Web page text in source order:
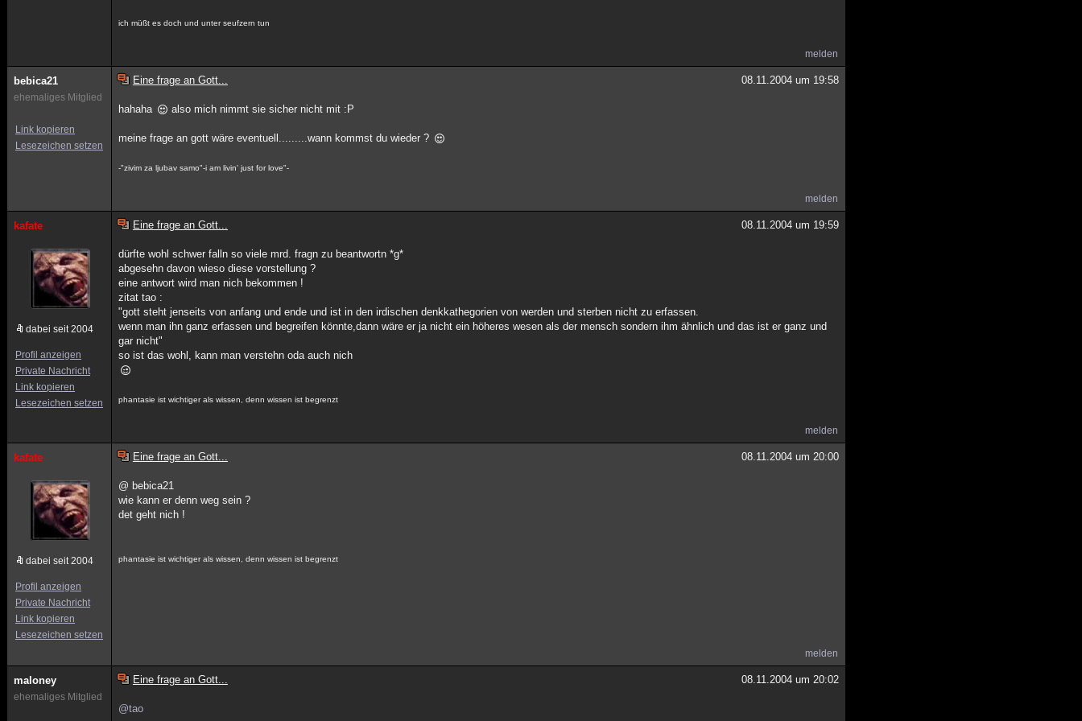
ich müßt es doch und unter seufzern tun
melden
bebica21
ehemaliges Mitglied
Link kopieren
Lesezeichen setzen
Eine frage an Gott... 08.11.2004 um 19:58
hahaha also mich nimmt sie sicher nicht mit :P
meine frage an gott wäre eventuell.........wann kommst du wieder ?
-"zivim za ljubav samo"-i am livin' just for love"-
melden
kafate
dabei seit 2004
Profil anzeigen
Private Nachricht
Link kopieren
Lesezeichen setzen
Eine frage an Gott... 08.11.2004 um 19:59
dürfte wohl schwer falln so viele mrd. fragn zu beantwortn *g*
abgesehn davon wieso diese vorstellung ?
eine antwort wird man nich bekommen !
zitat tao :
"gott steht jenseits von anfang und ende und ist in den irdischen denkkathegorien von werden und sterben nicht zu erfassen.
wenn man ihn ganz erfassen und begreifen könnte,dann wäre er ja nicht ein höheres wesen als der mensch sondern ihm ähnlich und das ist er ganz und
gar nicht"
so ist das wohl, kann man verstehn oda auch nich
phantasie ist wichtiger als wissen, denn wissen ist begrenzt
melden
kafate
dabei seit 2004
Profil anzeigen
Private Nachricht
Link kopieren
Lesezeichen setzen
Eine frage an Gott... 08.11.2004 um 20:00
@ bebica21
wie kann er denn weg sein ?
det geht nich !
phantasie ist wichtiger als wissen, denn wissen ist begrenzt
melden
maloney
ehemaliges Mitglied
Eine frage an Gott... 08.11.2004 um 20:02
@tao